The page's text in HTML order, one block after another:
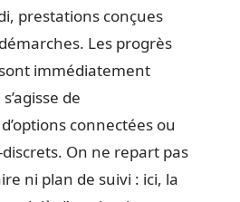
prestations conçues
Les progrès
immédiatement
de
connectées ou
On ne repart pas
ni plan de suivi : ici, la